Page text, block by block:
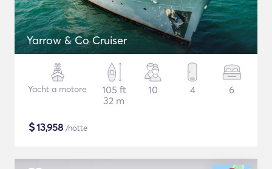
Yarrow & Co Cruiser
Yacht a motore
105 ft
32 m
10 4 6
$13,958 /notte